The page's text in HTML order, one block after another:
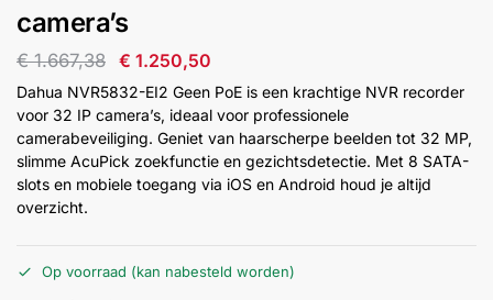
Branddetectie
Inbraakbeveiliging
Merken
camera’s
€1.667,38 € 1.250,50
Dahua NVR5832-EI2 Geen PoE is een krachtige NVR recorder
voor 32 IP camera’s, ideaal voor professionele
camerabeveiliging. Geniet van haarscherpe beelden tot 32 MP,
slimme AcuPick zoekfunctie en gezichtsdetectie. Met 8 SATA-
slots en mobiele toegang via iOS en Android houd je altijd
overzicht.
Op voorraad (kan nabesteld worden)